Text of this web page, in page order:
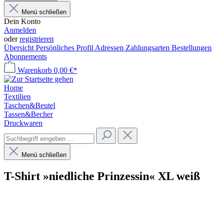
Menü schließen
Dein Konto
Anmelden
oderregistrieren
Übersicht Persönliches Profil Adressen Zahlungsarten Bestellungen
Abonnements
Warenkorb 0,00 €*
Home
Textilien
Taschen&Beutel
Tassen&Becher
Druckwaren
Menü schließen
T-Shirt »niedliche Prinzessin« XL weiß